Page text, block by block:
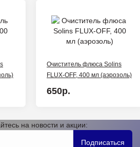
Очиститель флюса Solins
FLUX-OFF, 400 мл (аэрозоль)
650р.
на новости и акции:
Подписаться